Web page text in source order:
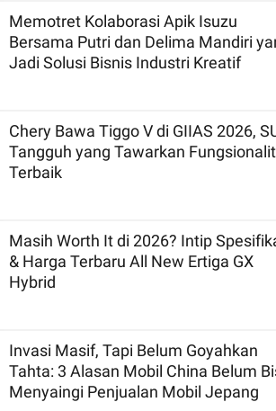
Memotret Kolaborasi Apik Isuzu
Bersama Putri dan Delima Mandiri
Jadi Solusi Bisnis Industri Kreatif
Chery Bawa Tiggo V di GIIAS 2026,
Tangguh yang Tawarkan
Terbaik
Masih Worth It di 2026? Intip
& Harga Terbaru All New Ertiga GX
Hybrid
Invasi Masif, Tapi Belum Goyahkan
Tahta: 3 Alasan Mobil China Belum
Menyaingi Penjualan Mobil Jepang